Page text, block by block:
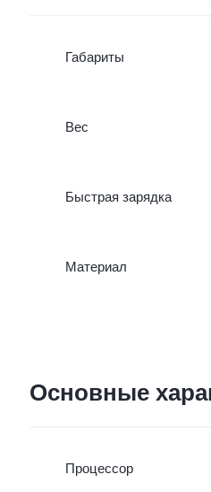
Габариты
Вес
Быстрая зарядка
Материал
Основные
Процессор